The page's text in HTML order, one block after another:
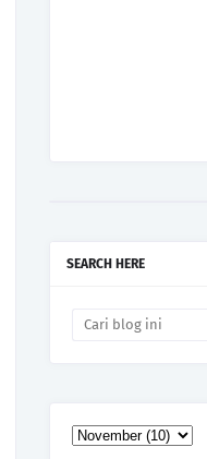
SEARCH HERE